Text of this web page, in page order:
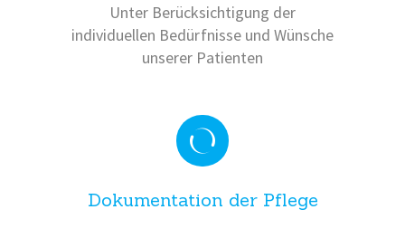
Unter Berücksichtigung der
individuellen Bedürfnisse und Wünsche
unserer Patienten
Dokumentation der Pflege